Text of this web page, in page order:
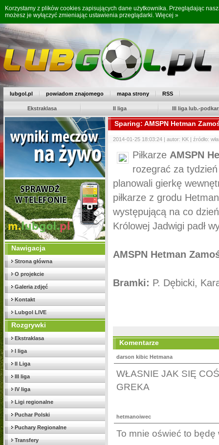
Korzystamy z plików cookies zapisujących dane użytkownika. Przeglądając
możesz je wyłączyć zmieniając ustawienia przeglądarki. Więcej »
lubgol.pl powiadom znajomego mapa strony RSS
Ekstraklasa II liga III liga lub.-
Nawigacja
Strona główna
O projekcie
Galeria zdjęć
Kontakt
Lubgol LIVE
Rozgrywki
Ekstraklasa
I liga
II Liga
III liga
IV liga
Ligi regionalne
Puchar Polski
Puchary Regionalne
Transfery
Sparing: AMSPN Hetman
2014-01-25 18:03:24 | autor: KK | źródło:
Piłkarze AMSPN
rozegrać za
planowali gierkę
piłkarze z grodu
występującą na co
Królowej Jadwigi padł
AMSPN Hetman
Bramki: P. Dębicki,
Komentarze
darson kibic Hetmana
WŁASNIE JAK SIĘ
GREKA
hetmanoiwec
To mnie oświeć to będę